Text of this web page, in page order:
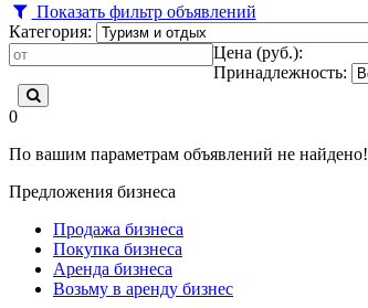
Показать фильтр объявлений
Категория:
Цена (руб.):
Принадлежность:
0
По вашим параметрам объявлений не найдено!
Предложения бизнеса
Продажа бизнеса
Покупка бизнеса
Аренда бизнеса
Возьму в аренду бизнес